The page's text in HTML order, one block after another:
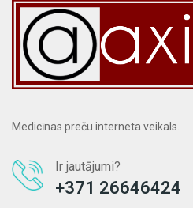
Medicīnas preču interneta veikals.
Ir jautājumi?
+371 26646424